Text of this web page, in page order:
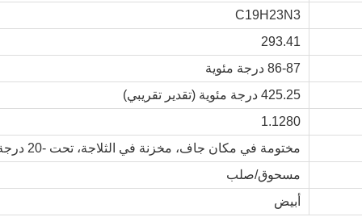
C19H23N3
293.41
86-87 درجة مئوية
425.25 درجة مئوية (تقدير تقريبي)
1.1280
مختومة في مكان جاف، مخزنة في الثلاجة، تحت -20 درجة مئوية
مسحوق/صلب
أبيض